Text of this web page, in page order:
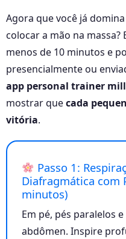
Agora que você já
colocar a mão na massa?
menos de 10 minutos e
presencialmente ou
app personal trainer
mostrar quecada
vitória.
Passo 1:
Diafragmática com
minutos)
Em pé, pés paralelos
abdômen. Inspire